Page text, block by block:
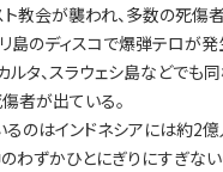
教会が襲われ、多数の死傷
島のディスコで爆弾テロが
ルタ、スラウェシ島などでも
者が出ている。
のはインドネシアには約2
わずかひとにぎりにすぎな